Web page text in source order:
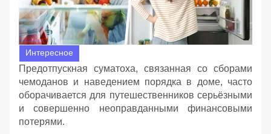
Интересное
Предотпускная суматоха, связанная со сборами
чемоданов и наведением порядка в доме, часто
оборачивается для путешественников серьёзными
и совершенно неоправданными финансовыми
потерями.